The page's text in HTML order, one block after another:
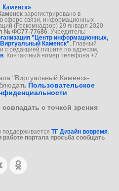
зарегистрировано в
сфере связи, информационных
(Роскомнадзор) 29 января 2020
№ ФС77-77686 . Учредитель:
"Центр информационных,
Каменск" . Главный
с редакцией пишите по адресам,
. Контактный номер телефона +7
"Виртуальный Каменск-
Пользовательское
с точкой зрения
поддерживается ТГ Дизайн вовремя
портала просьба сообщать